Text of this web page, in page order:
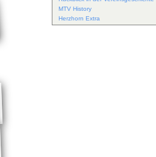
MTV History
Herzhorn Extra